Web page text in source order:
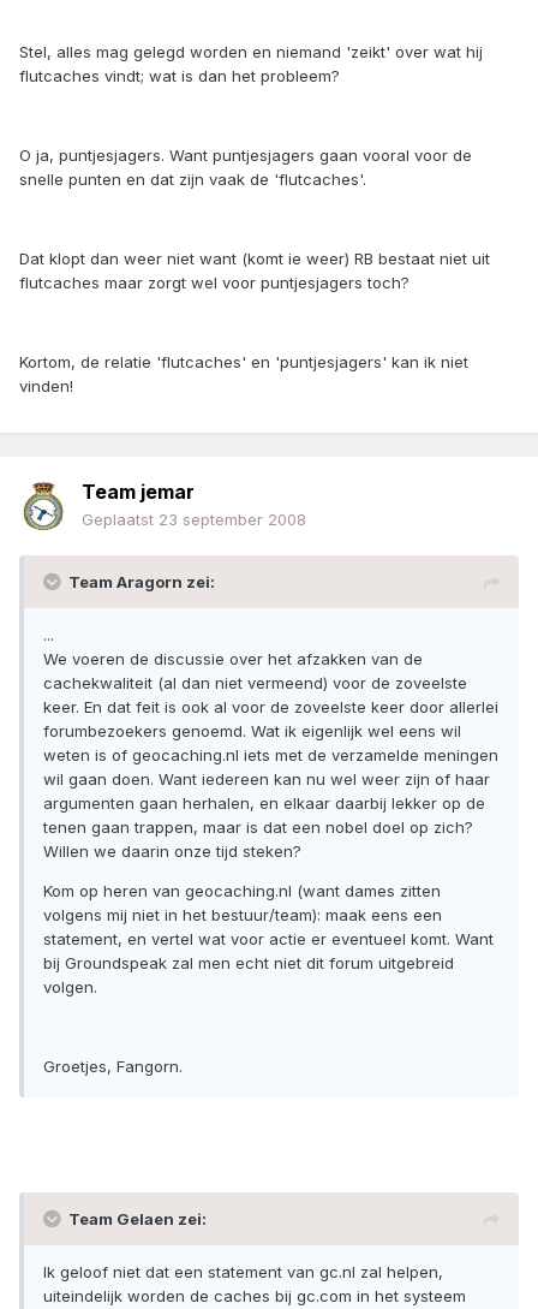
Stel, alles mag gelegd worden en niemand 'zeikt' over wat hij
flutcaches vindt; wat is dan het probleem?
O ja, puntjesjagers. Want puntjesjagers gaan vooral voor de
snelle punten en dat zijn vaak de 'flutcaches'.
Dat klopt dan weer niet want (komt ie weer) RB bestaat niet uit
flutcaches maar zorgt wel voor puntjesjagers toch?
Kortom, de relatie 'flutcaches' en 'puntjesjagers' kan ik niet
vinden!
Team jemar
Geplaatst 23 september 2008
Team Aragorn zei:
...
We voeren de discussie over het afzakken van de
cachekwaliteit (al dan niet vermeend) voor de zoveelste
keer. En dat feit is ook al voor de zoveelste keer door allerlei
forumbezoekers genoemd. Wat ik eigenlijk wel eens wil
weten is of geocaching.nl iets met de verzamelde meningen
wil gaan doen. Want iedereen kan nu wel weer zijn of haar
argumenten gaan herhalen, en elkaar daarbij lekker op de
tenen gaan trappen, maar is dat een nobel doel op zich?
Willen we daarin onze tijd steken?
Kom op heren van geocaching.nl (want dames zitten
volgens mij niet in het bestuur/team): maak eens een
statement, en vertel wat voor actie er eventueel komt. Want
bij Groundspeak zal men echt niet dit forum uitgebreid
volgen.
Groetjes, Fangorn.
Team Gelaen zei:
Ik geloof niet dat een statement van gc.nl zal helpen,
uiteindelijk worden de caches bij gc.com in het systeem